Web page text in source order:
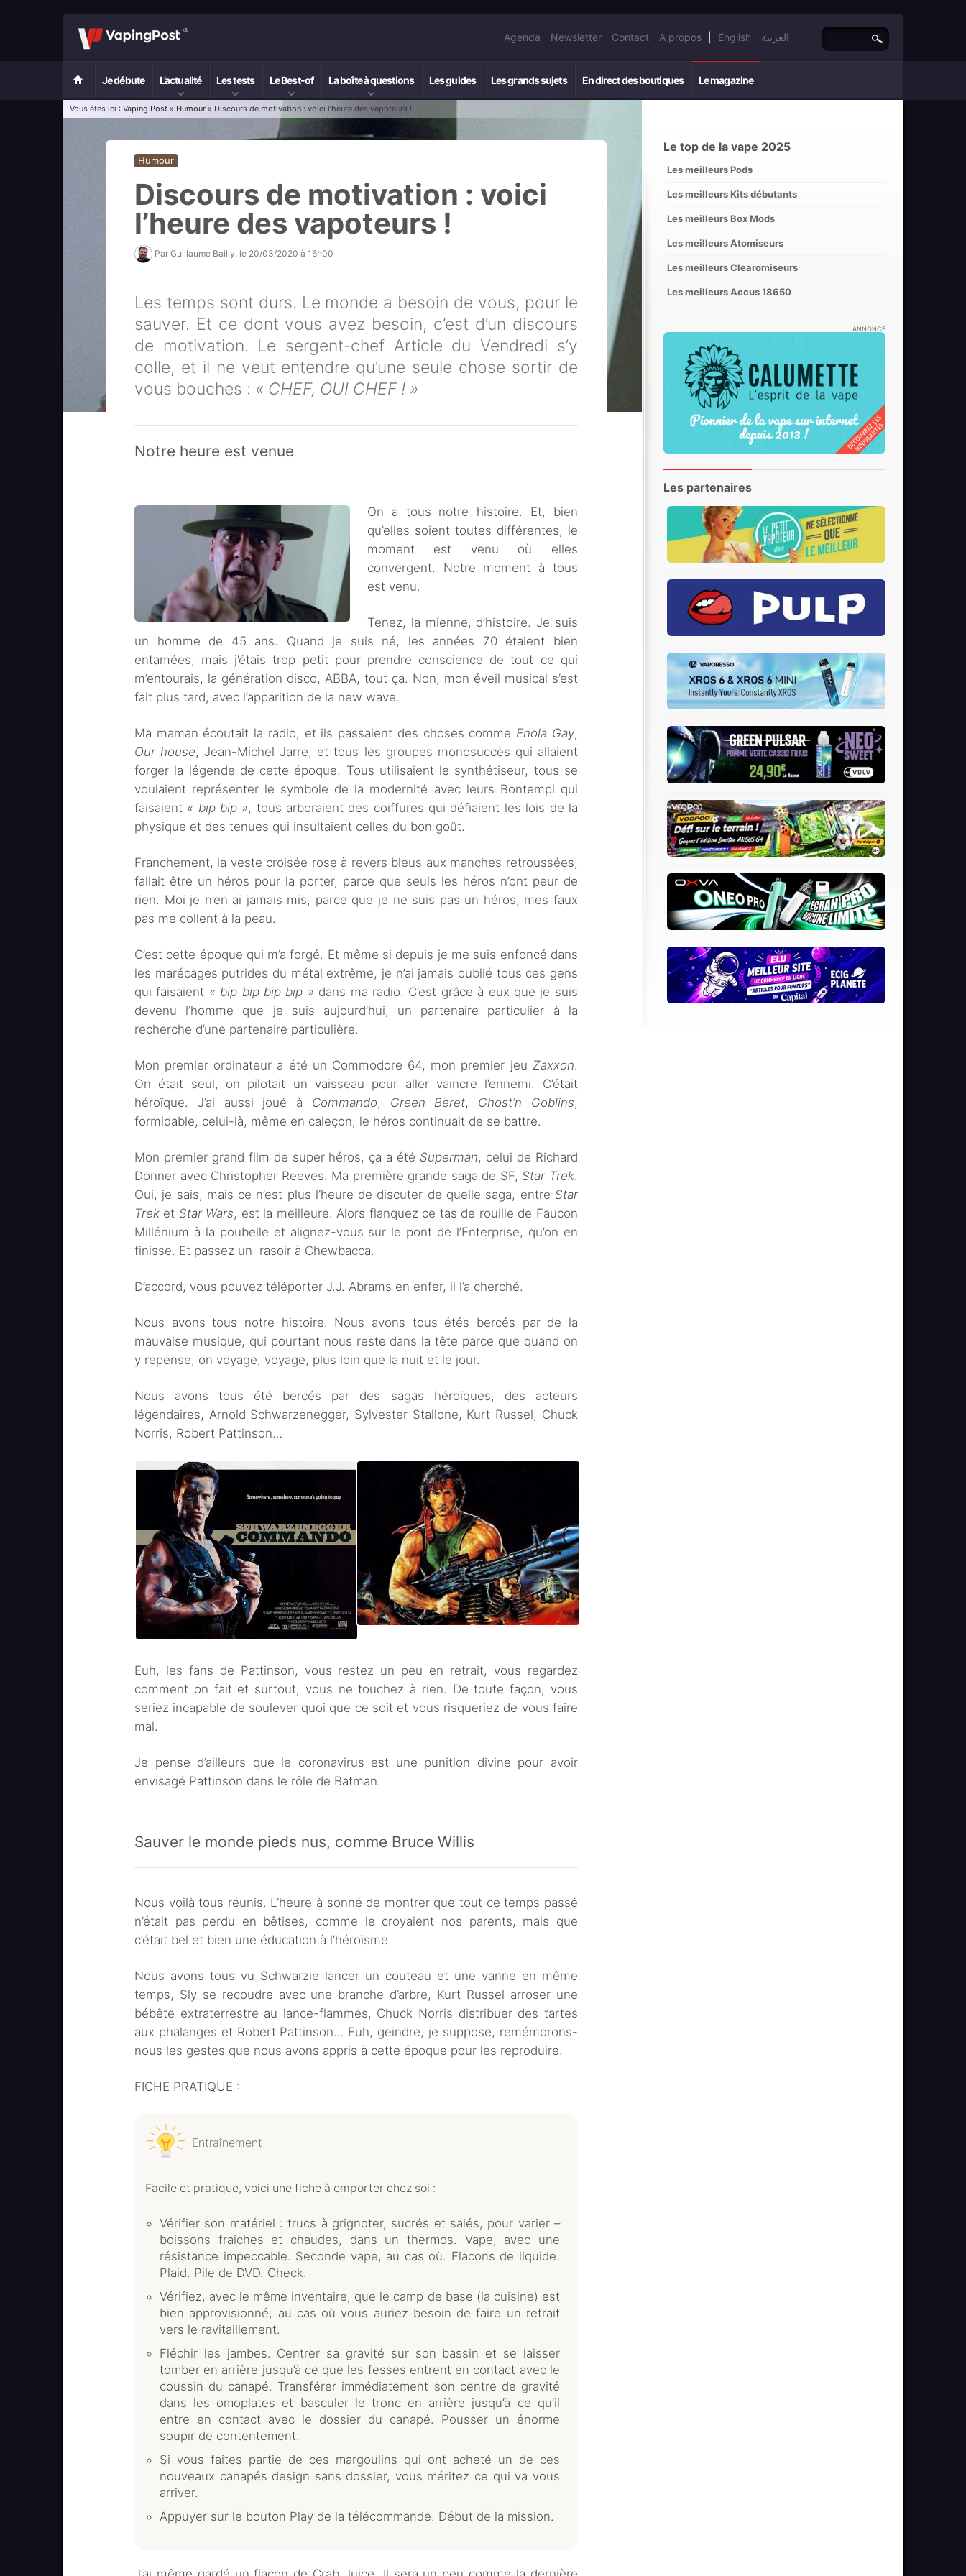
Agenda Newsletter Contact A propos English العربية
Je débute L’actualité Les tests Le Best-of La boîte à questions Les guides Les grands sujets En direct des boutiques Le magazine
Vous êtes ici : Vaping Post » Humour » Discours de motivation : voici l’heure des vapoteurs !
Humour
Discours de motivation : voici
l’heure des vapoteurs !
Par Guillaume Bailly , le 20/03/2020 à 16h00
Les temps sont durs. Le monde a besoin de vous, pour le
sauver. Et ce dont vous avez besoin, c’est d’un discours
de motivation. Le sergent-chef Article du Vendredi s’y
colle, et il ne veut entendre qu’une seule chose sortir de
vous bouches : « CHEF, OUI CHEF ! »
Notre heure est venue
On a tous notre histoire. Et, bien
qu’elles soient toutes différentes, le
moment est venu où elles
convergent. Notre moment à tous
est venu.
Tenez, la mienne, d’histoire. Je suis
un homme de 45 ans. Quand je suis né, les années 70 étaient bien
entamées, mais j’étais trop petit pour prendre conscience de tout ce qui
m’entourais, la génération disco, ABBA, tout ça. Non, mon éveil musical s’est
fait plus tard, avec l’apparition de la new wave.
Ma maman écoutait la radio, et ils passaient des choses comme Enola Gay,
Our house, Jean-Michel Jarre, et tous les groupes monosuccès qui allaient
forger la légende de cette époque. Tous utilisaient le synthétiseur, tous se
voulaient représenter le symbole de la modernité avec leurs Bontempi qui
faisaient « bip bip », tous arboraient des coiffures qui défiaient les lois de la
physique et des tenues qui insultaient celles du bon goût.
Franchement, la veste croisée rose à revers bleus aux manches retroussées,
fallait être un héros pour la porter, parce que seuls les héros n’ont peur de
rien. Moi je n’en ai jamais mis, parce que je ne suis pas un héros, mes faux
pas me collent à la peau.
C’est cette époque qui m’a forgé. Et même si depuis je me suis enfoncé dans
les marécages putrides du métal extrême, je n’ai jamais oublié tous ces gens
qui faisaient « bip bip bip bip » dans ma radio. C’est grâce à eux que je suis
devenu l’homme que je suis aujourd’hui, un partenaire particulier à la
recherche d’une partenaire particulière.
Mon premier ordinateur a été un Commodore 64, mon premier jeu Zaxxon.
On était seul, on pilotait un vaisseau pour aller vaincre l’ennemi. C’était
héroïque. J’ai aussi joué à Commando, Green Beret, Ghost’n Goblins,
formidable, celui-là, même en caleçon, le héros continuait de se battre.
Mon premier grand film de super héros, ça a été Superman, celui de Richard
Donner avec Christopher Reeves. Ma première grande saga de SF, Star Trek.
Oui, je sais, mais ce n’est plus l’heure de discuter de quelle saga, entre Star
Trek et Star Wars, est la meilleure. Alors flanquez ce tas de rouille de Faucon
Millénium à la poubelle et alignez-vous sur le pont de l’Enterprise, qu’on en
finisse. Et passez un rasoir à Chewbacca.
D’accord, vous pouvez téléporter J.J. Abrams en enfer, il l’a cherché.
Nous avons tous notre histoire. Nous avons tous étés bercés par de la
mauvaise musique, qui pourtant nous reste dans la tête parce que quand on
y repense, on voyage, voyage, plus loin que la nuit et le jour.
Nous avons tous été bercés par des sagas héroïques, des acteurs
légendaires, Arnold Schwarzenegger, Sylvester Stallone, Kurt Russel, Chuck
Norris, Robert Pattinson…
Euh, les fans de Pattinson, vous restez un peu en retrait, vous regardez
comment on fait et surtout, vous ne touchez à rien. De toute façon, vous
seriez incapable de soulever quoi que ce soit et vous risqueriez de vous faire
mal.
Je pense d’ailleurs que le coronavirus est une punition divine pour avoir
envisagé Pattinson dans le rôle de Batman.
Sauver le monde pieds nus, comme Bruce Willis
Nous voilà tous réunis. L’heure à sonné de montrer que tout ce temps passé
n’était pas perdu en bêtises, comme le croyaient nos parents, mais que
c’était bel et bien une éducation à l’héroïsme.
Nous avons tous vu Schwarzie lancer un couteau et une vanne en même
temps, Sly se recoudre avec une branche d’arbre, Kurt Russel arroser une
bébête extraterrestre au lance-flammes, Chuck Norris distribuer des tartes
aux phalanges et Robert Pattinson… Euh, geindre, je suppose, remémorons-
nous les gestes que nous avons appris à cette époque pour les reproduire.
FICHE PRATIQUE :
Entraînement
Facile et pratique, voici une fiche à emporter chez soi :
Vérifier son matériel : trucs à grignoter, sucrés et salés, pour varier –
boissons fraîches et chaudes, dans un thermos. Vape, avec une
résistance impeccable. Seconde vape, au cas où. Flacons de liquide.
Plaid. Pile de DVD. Check.
Vérifiez, avec le même inventaire, que le camp de base (la cuisine) est
bien approvisionné, au cas où vous auriez besoin de faire un retrait
vers le ravitaillement.
Fléchir les jambes. Centrer sa gravité sur son bassin et se laisser
tomber en arrière jusqu’à ce que les fesses entrent en contact avec le
coussin du canapé. Transférer immédiatement son centre de gravité
dans les omoplates et basculer le tronc en arrière jusqu’à ce qu’il
entre en contact avec le dossier du canapé. Pousser un énorme
soupir de contentement.
Si vous faites partie de ces margoulins qui ont acheté un de ces
nouveaux canapés design sans dossier, vous méritez ce qui va vous
arriver.
Appuyer sur le bouton Play de la télécommande. Début de la mission.
Le top de la vape 2025
Les meilleurs Pods
Les meilleurs Kits débutants
Les meilleurs Box Mods
Les meilleurs Atomiseurs
Les meilleurs Clearomiseurs
Les meilleurs Accus 18650
ANNONCE
Les partenaires